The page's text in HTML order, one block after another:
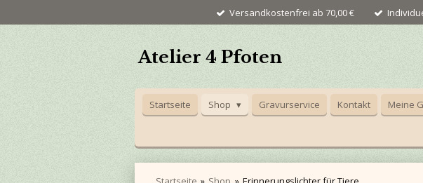
Versandkostenfrei ab 70,00 €
Atelier 4 Pfoten
Startseite Shop Gravurservice Kontakt Meine